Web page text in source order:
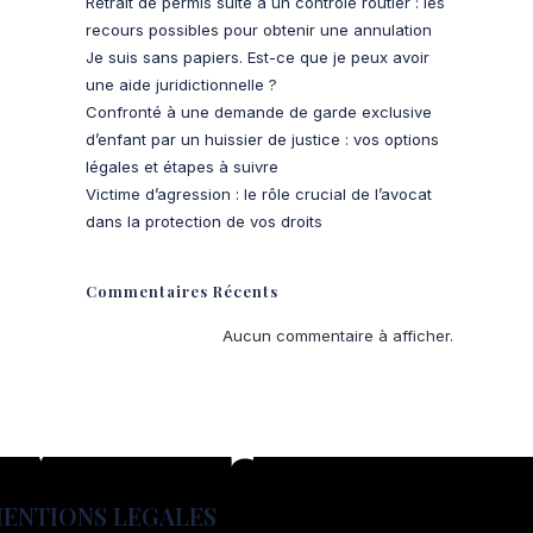
recours possibles pour obtenir une annulation
Je suis sans papiers. Est-ce que je peux avoir
une aide juridictionnelle ?
Confronté à une demande de garde exclusive
d’enfant par un huissier de justice : vos options
légales et étapes à suivre
Victime d’agression : le rôle crucial de l’avocat
dans la protection de vos droits
Commentaires Récents
Aucun commentaire à afficher.
LEGALES